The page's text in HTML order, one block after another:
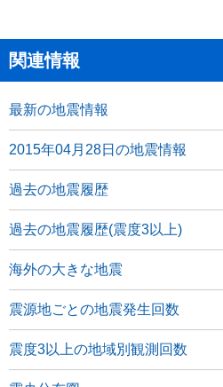
関連情報
最新の地震情報
2015年04月28日の地震情報
過去の地震履歴
過去の地震履歴(震度3以上)
海外の大きな地震
震源地ごとの地震発生回数
震度3以上の地域別観測回数